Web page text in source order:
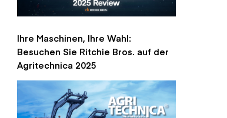
Ihre Maschinen, Ihre Wahl:
Besuchen Sie Ritchie Bros. auf der
Agritechnica 2025